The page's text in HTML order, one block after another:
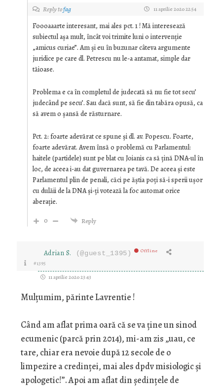
Reply tofag 11 aprilie 2020 22:54
Foooaaarte interesant, mai ales pct. 1 ! Mă interesează
subiectul așa mult, încât voi trimite luni o intervenție
„amicus curiae”. Am și eu în buzunar câteva argumente
juridice pe care dl. Petrescu nu le-a antamat, simple dar
tăioase.
Problema e ca în completul de judecată să nu fie tot secu’
judecând pe secu’. Sau dacă sunt, să fie din tabăra opusă, ca
să avem o șansă de răsturnare.
Pct. 2: foarte adevărat ce spune și dl. av. Popescu. Foarte,
foarte adevărat. Avem însă o problemă cu Parlamentul:
haitele (partidele) sunt pe blat cu Joianis ca să țină DNA-ul în
loc, de aceea i-au dat guvernarea pe tavă. De aceea și este
Parlamentul plin de penali, căci pe ăștia poți să-i sperii ușor
cu dulăii de la DNA și-ți votează la foc automat orice
aberație.
0
Reply
Adrian S. (@guest_1395) Offline
#1395
11 aprilie 2020 23:43
Mulțumim, părinte Lavrentie !
Când am aflat prima oară că se va ține un sinod
ecumenic (parcă prin 2014), mi-am zis „uau, ce
tare, chiar era nevoie după 12 secole de o
limpezire a credinței, mai ales dpdv misiologic și
apologetic!”. Apoi am aflat din ședințele de